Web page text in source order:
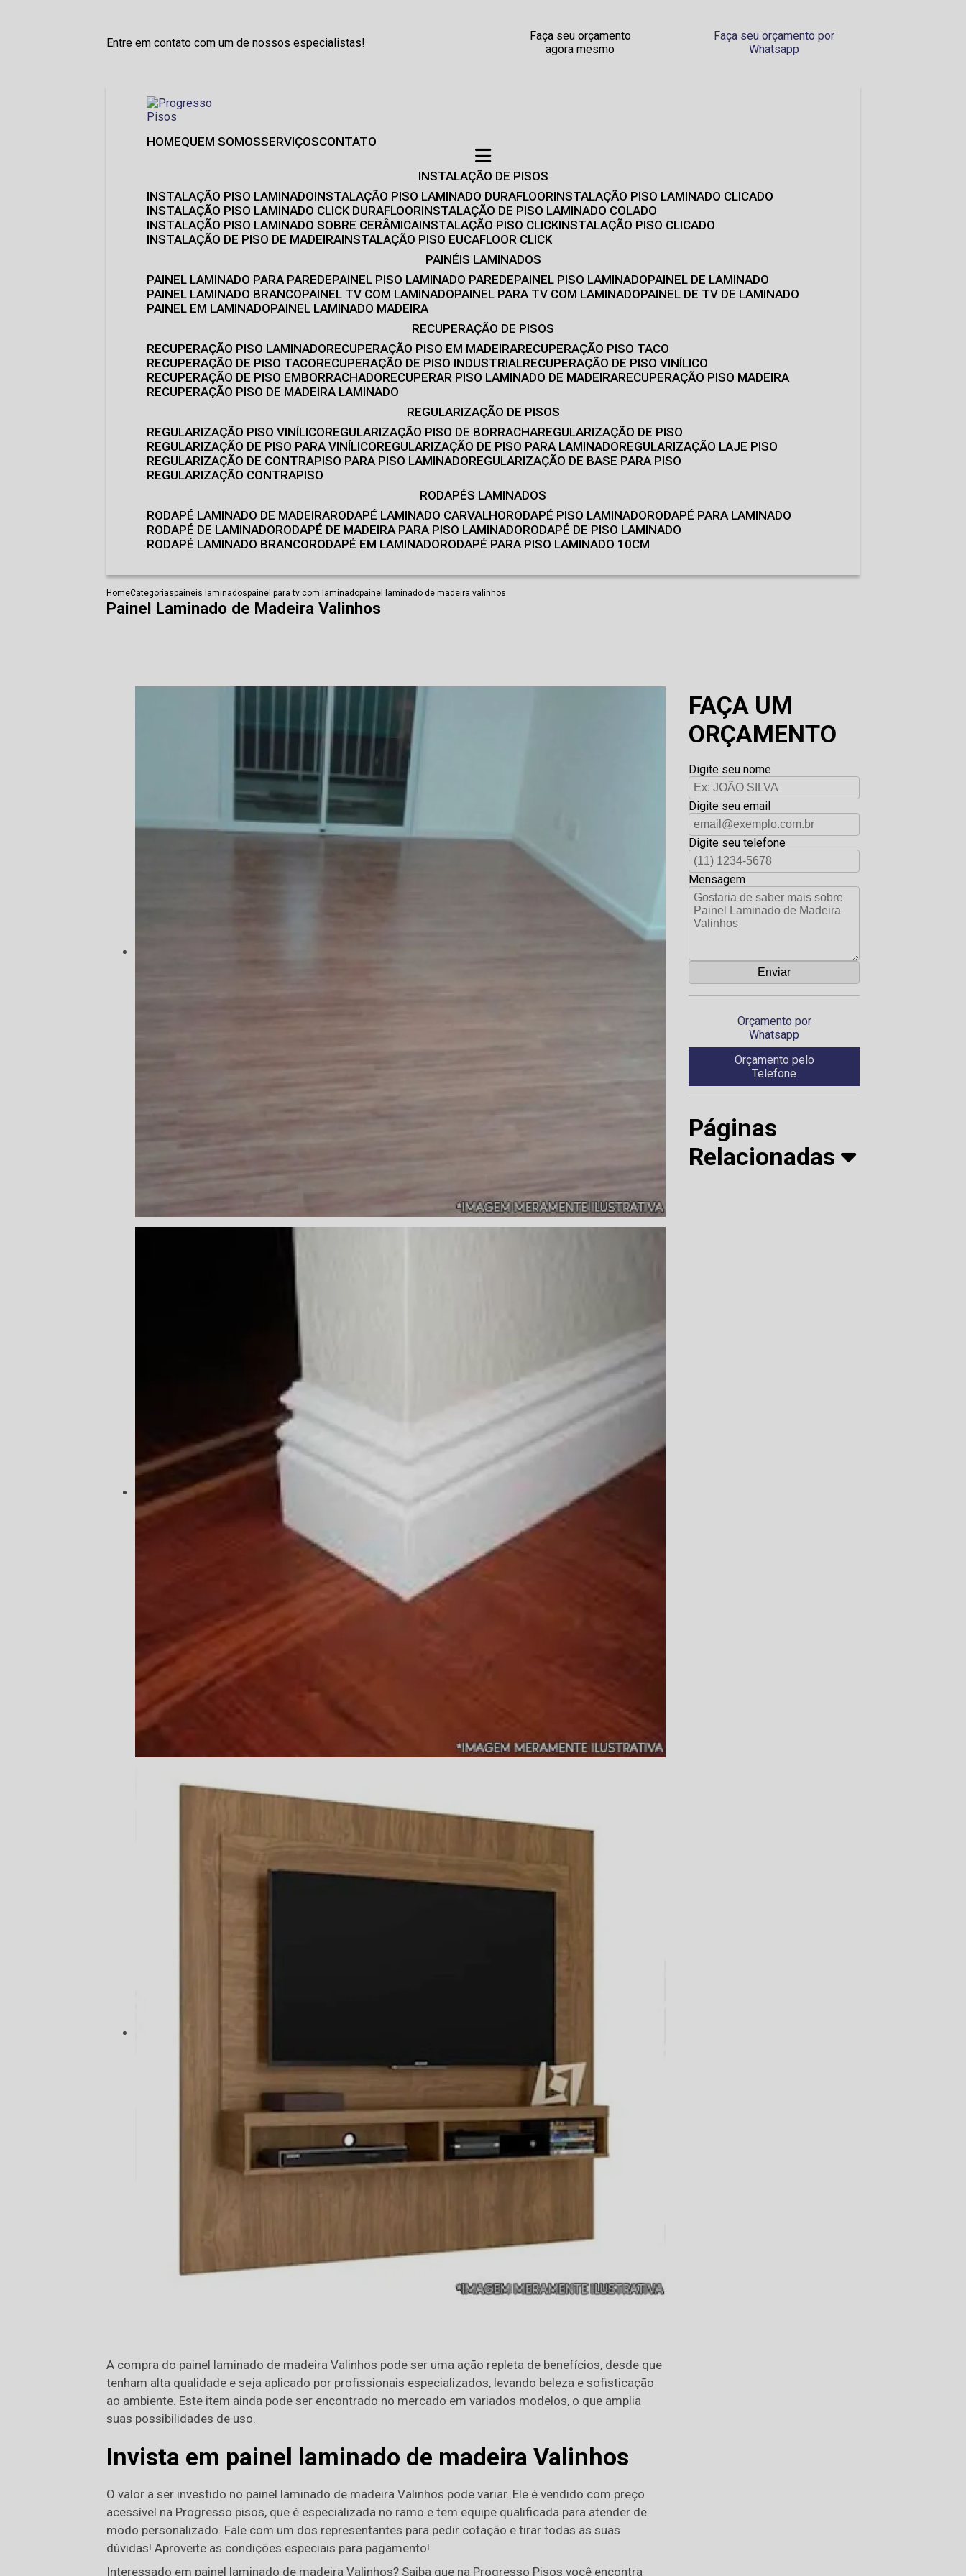
Entre em contato com um de nossos especialistas!
Faça seu orçamento
agora mesmo
Faça seu orçamento por
Whatsapp
HOME QUEM SOMOS SERVIÇOS CONTATO
INSTALAÇÃO DE PISOS
INSTALAÇÃO PISO LAMINADO INSTALAÇÃO PISO LAMINADO DURAFLOOR INSTALAÇÃO PISO LAMINADO CLICADO
INSTALAÇÃO PISO LAMINADO CLICK DURAFLOOR INSTALAÇÃO DE PISO LAMINADO COLADO
INSTALAÇÃO PISO LAMINADO SOBRE CERÂMICA INSTALAÇÃO PISO CLICK INSTALAÇÃO PISO CLICADO
INSTALAÇÃO DE PISO DE MADEIRA INSTALAÇÃO PISO EUCAFLOOR CLICK
PAINÉIS LAMINADOS
PAINEL LAMINADO PARA PAREDE PAINEL PISO LAMINADO PAREDE PAINEL PISO LAMINADO PAINEL DE LAMINADO
PAINEL LAMINADO BRANCO PAINEL TV COM LAMINADO PAINEL PARA TV COM LAMINADO PAINEL DE TV DE LAMINADO
PAINEL EM LAMINADO PAINEL LAMINADO MADEIRA
RECUPERAÇÃO DE PISOS
RECUPERAÇÃO PISO LAMINADO RECUPERAÇÃO PISO EM MADEIRA RECUPERAÇÃO PISO TACO
RECUPERAÇÃO DE PISO TACO RECUPERAÇÃO DE PISO INDUSTRIAL RECUPERAÇÃO DE PISO VINÍLICO
RECUPERAÇÃO DE PISO EMBORRACHADO RECUPERAR PISO LAMINADO DE MADEIRA RECUPERAÇÃO PISO MADEIRA
RECUPERAÇÃO PISO DE MADEIRA LAMINADO
REGULARIZAÇÃO DE PISOS
REGULARIZAÇÃO PISO VINÍLICO REGULARIZAÇÃO PISO DE BORRACHA REGULARIZAÇÃO DE PISO
REGULARIZAÇÃO DE PISO PARA VINÍLICO REGULARIZAÇÃO DE PISO PARA LAMINADO REGULARIZAÇÃO LAJE PISO
REGULARIZAÇÃO DE CONTRAPISO PARA PISO LAMINADO REGULARIZAÇÃO DE BASE PARA PISO
REGULARIZAÇÃO CONTRAPISO
RODAPÉS LAMINADOS
RODAPÉ LAMINADO DE MADEIRA RODAPÉ LAMINADO CARVALHO RODAPÉ PISO LAMINADO RODAPÉ PARA LAMINADO
RODAPÉ DE LAMINADO RODAPÉ DE MADEIRA PARA PISO LAMINADO RODAPÉ DE PISO LAMINADO
RODAPÉ LAMINADO BRANCO RODAPÉ EM LAMINADO RODAPÉ PARA PISO LAMINADO 10CM
HomeCategoriaspaineis laminadospainel para tv com laminadopainel laminado de madeira valinhos
Painel Laminado de Madeira Valinhos
A compra do painel laminado de madeira Valinhos pode ser uma ação repleta de benefícios, desde que
tenham alta qualidade e seja aplicado por profissionais especializados, levando beleza e sofisticação
ao ambiente. Este item ainda pode ser encontrado no mercado em variados modelos, o que amplia
suas possibilidades de uso.
Invista em painel laminado de madeira Valinhos
O valor a ser investido no painel laminado de madeira Valinhos pode variar. Ele é vendido com preço
acessível na Progresso pisos, que é especializada no ramo e tem equipe qualificada para atender de
modo personalizado. Fale com um dos representantes para pedir cotação e tirar todas as suas
dúvidas! Aproveite as condições especiais para pagamento!
Interessado em painel laminado de madeira Valinhos? Saiba que na Progresso Pisos você encontra
FAÇA UM
ORÇAMENTO
Digite seu nome
Digite seu email
Digite seu telefone
Mensagem
Orçamento por
Whatsapp
Orçamento pelo
Telefone
Páginas
Relacionadas